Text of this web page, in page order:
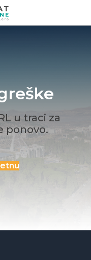
u traci za
ponovo.